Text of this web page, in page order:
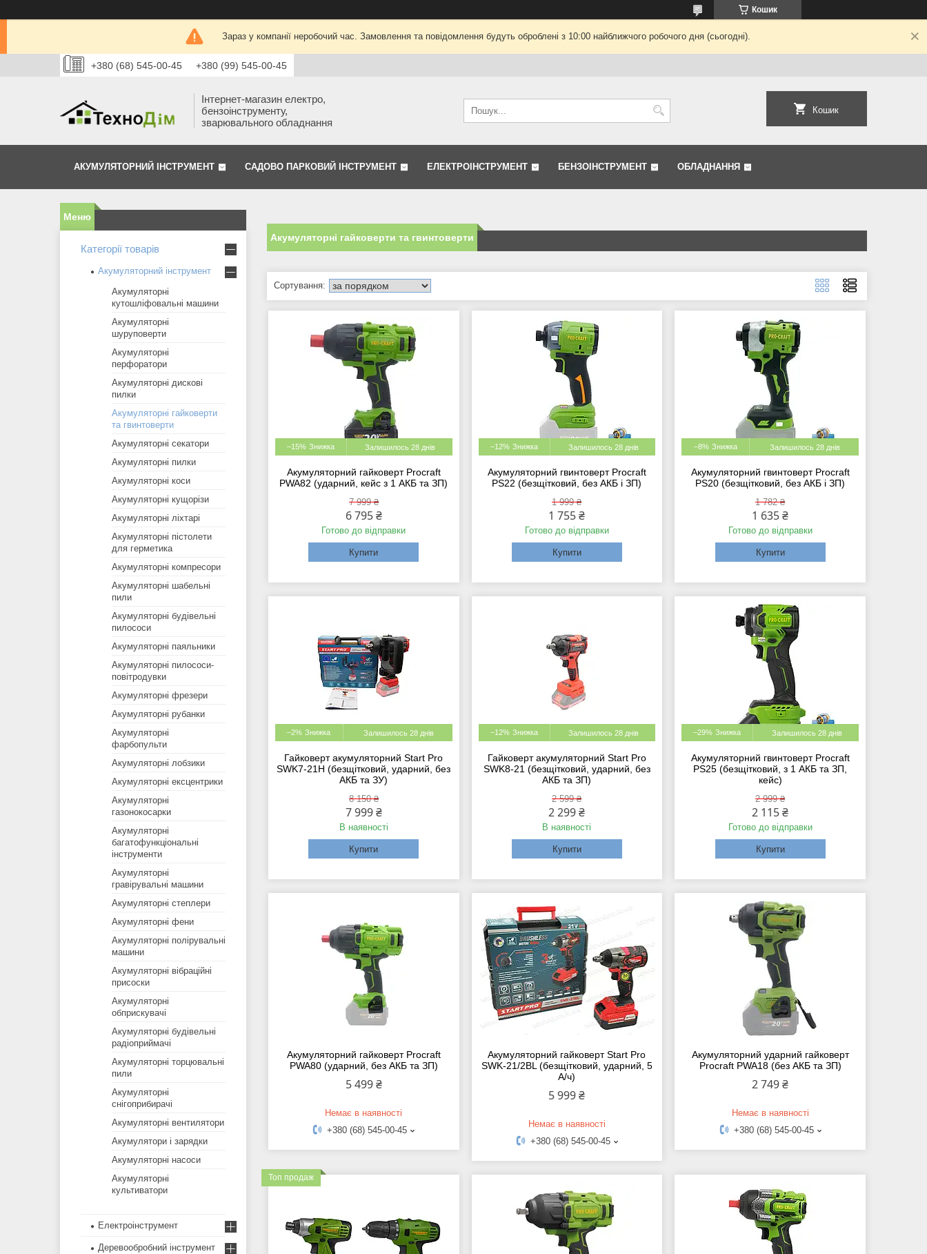
Кошик
Зараз у компанії неробочий час. Замовлення та повідомлення будуть оброблені з 10:00 найближчого робочого дня (сьогодні).
+380 (68) 545-00-45 +380 (99) 545-00-45
Інтернет-магазин електро,
бензоінструменту,
зварювального обладнання
Кошик
АКУМУЛЯТОРНИЙ ІНСТРУМЕНТ САДОВО ПАРКОВИЙ ІНСТРУМЕНТ ЕЛЕКТРОІНСТРУМЕНТ БЕНЗОІНСТРУМЕНТ ОБЛАДНАННЯ
Акумуляторні гайковерти та гвинтоверти
–15% Залишилось 28 днів
Акумуляторний гайковерт Procraft
PWA82 (ударний, кейс з 1 АКБ та ЗП)
7 999 ₴
6 795 ₴
Готово до відправки
Купити
–12% Залишилось 28 днів
Акумуляторний гвинтоверт Procraft
PS22 (безщітковий, без АКБ і ЗП)
1 999 ₴
1 755 ₴
Готово до відправки
Купити
–8% Залишилось 28 днів
Акумуляторний гвинтоверт Procraft
PS20 (безщітковий, без АКБ і ЗП)
1 782 ₴
1 635 ₴
Готово до відправки
Купити
–2% Залишилось 28 днів
Гайковерт акумуляторний Start Pro
SWK7-21H (безщітковий, ударний, без
АКБ та ЗУ)
8 150 ₴
7 999 ₴
В наявності
Купити
–12% Залишилось 28 днів
Гайковерт акумуляторний Start Pro
SWK8-21 (безщітковий, ударний, без
АКБ та ЗП)
2 599 ₴
2 299 ₴
В наявності
Купити
–29% Залишилось 28 днів
Акумуляторний гвинтоверт Procraft
PS25 (безщітковий, з 1 АКБ та ЗП,
кейс)
2 999 ₴
2 115 ₴
Готово до відправки
Купити
Акумуляторний гайковерт Procraft
PWA80 (ударний, без АКБ та ЗП)
5 499 ₴
Немає в наявності
+380 (68) 545-00-45
Акумуляторний гайковерт Start Pro
SWK-21/2BL (безщітковий, ударний, 5
А/ч)
5 999 ₴
Немає в наявності
+380 (68) 545-00-45
Акумуляторний ударний гайковерт
Procraft PWA18 (без АКБ та ЗП)
2 749 ₴
Немає в наявності
+380 (68) 545-00-45
Топ продаж
Категорії товарів
Акумуляторний інструмент
Акумуляторні
кутошліфовальні машини
Акумуляторні
шуруповерти
Акумуляторні
перфоратори
Акумуляторні дискові
пилки
Акумуляторні гайковерти
та гвинтоверти
Акумуляторні секатори
Акумуляторні пилки
Акумуляторні коси
Акумуляторні кущорізи
Акумуляторні ліхтарі
Акумуляторні пістолети
для герметика
Акумуляторні компресори
Акумуляторні шабельні
пили
Акумуляторні будівельні
пилососи
Акумуляторні паяльники
Акумуляторні пилососи-
повітродувки
Акумуляторні фрезери
Акумуляторні рубанки
Акумуляторні
фарбопульти
Акумуляторні лобзики
Акумуляторні ексцентрики
Акумуляторні
газонокосарки
Акумуляторні
багатофункціональні
інструменти
Акумуляторні
гравірувальні машини
Акумуляторні степлери
Акумуляторні фени
Акумуляторні полірувальні
машини
Акумуляторні вібраційні
присоски
Акумуляторні
обприскувачі
Акумуляторні будівельні
радіоприймачі
Акумуляторні торцювальні
пили
Акумуляторні
снігоприбирачі
Акумуляторні вентилятори
Акумулятори і зарядки
Акумуляторні насоси
Акумуляторні
культиватори
Електроінструмент
Деревообробний інструмент